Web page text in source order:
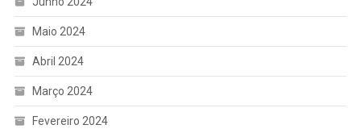
Maio 2024
Abril 2024
Março 2024
Fevereiro 2024